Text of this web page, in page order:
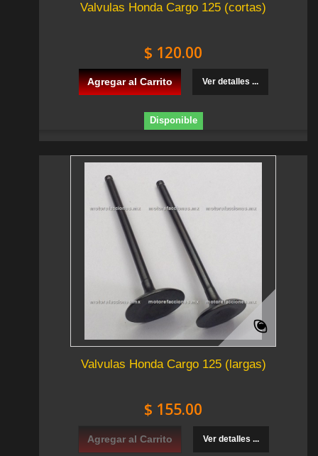
Valvulas Honda Cargo 125 (cortas)
$ 120.00
Agregar al Carrito Ver detalles ...
Disponible
Valvulas Honda Cargo 125 (largas)
$ 155.00
Agregar al Carrito Ver detalles ...